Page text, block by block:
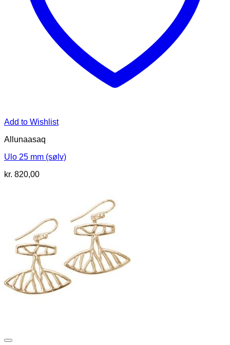
Add to Wishlist
Allunaasaq
Ulo 25 mm (sølv)
kr. 820,00